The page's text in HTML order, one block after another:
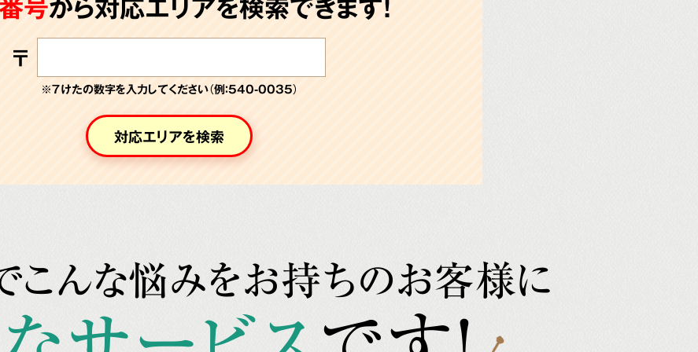
〒
※７けたの数字を入力してください（例：540-0035）
対応エリアを検索
こんな悩みをお持ちのお客様に